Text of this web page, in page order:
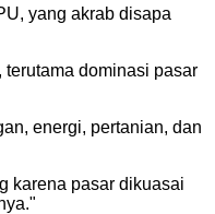
yang akrab disapa
dominasi pasar
energi, pertanian, dan
karena pasar dikuasai
"